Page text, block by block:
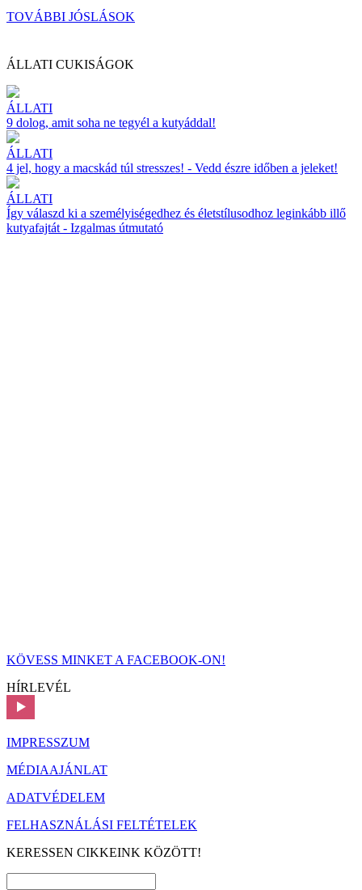
TOVÁBBI JÓSLÁSOK
ÁLLATI CUKISÁGOK
ÁLLATI
9 dolog, amit soha ne tegyél a kutyáddal!
ÁLLATI
4 jel, hogy a macskád túl stresszes! - Vedd észre időben a jeleket!
ÁLLATI
Így válaszd ki a személyiségedhez és életstílusodhoz leginkább illő
kutyafajtát - Izgalmas útmutató
KÖVESS MINKET A FACEBOOK-ON!
HÍRLEVÉL
IMPRESSZUM
MÉDIAAJÁNLAT
ADATVÉDELEM
FELHASZNÁLÁSI FELTÉTELEK
KERESSEN CIKKEINK KÖZÖTT!